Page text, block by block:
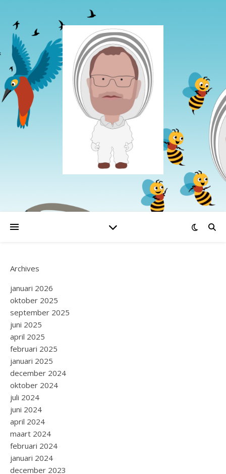
Archives
januari 2026
oktober 2025
september 2025
juni 2025
april 2025
februari 2025
januari 2025
december 2024
oktober 2024
juli 2024
juni 2024
april 2024
maart 2024
februari 2024
januari 2024
december 2023